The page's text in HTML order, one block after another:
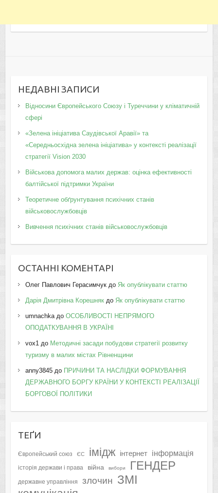
НЕДАВНІ ЗАПИСИ
Відносини Європейського Союзу і Туреччини у кліматичній
сфері
«Зелена ініціатива Саудівської Аравії» та
«Середньосхідна зелена ініціатива» у контексті реалізації
стратегії Vision 2030
Військова допомога малих держав: оцінка ефективності
балтійської підтримки України
Теоретичне обґрунтування психічних станів
військовослужбовців
Вивчення психічних станів військовослужбовців
ОСТАННІ КОМЕНТАРІ
Олег Павлович Герасимчукдо Як опублікувати статтю
Дарія Дмитрівна Корешнякдо Як опублікувати статтю
umnachkaдо ОСОБЛИВОСТІ НЕПРЯМОГО
ОПОДАТКУВАННЯ В УКРАЇНІ
vox1до Методичні засади побудови стратегії розвитку
туризму в малих містах Рівненщини
anny3845до ПРИЧИНИ ТА НАСЛІДКИ ФОРМУВАННЯ
ДЕРЖАВНОГО БОРГУ КРАЇНИ У КОНТЕКСТІ РЕАЛІЗАЦІЇ
БОРГОВОЇ ПОЛІТИКИ
ТЕҐИ
Європейський союз ЄС імідж інтернет інформація
історія держави і права війна вибори ГЕНДЕР
державне управління злочин ЗМІ